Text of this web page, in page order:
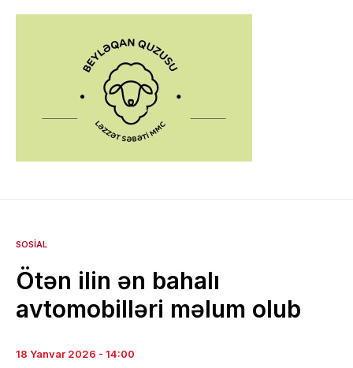
SOSIAL
Ötən ilin ən bahalı
avtomobilləri məlum olub
18 Yanvar 2026 - 14:00